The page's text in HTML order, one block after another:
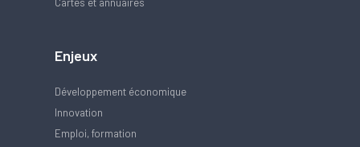
Enjeux
Développement économique
Innovation
Emploi, formation